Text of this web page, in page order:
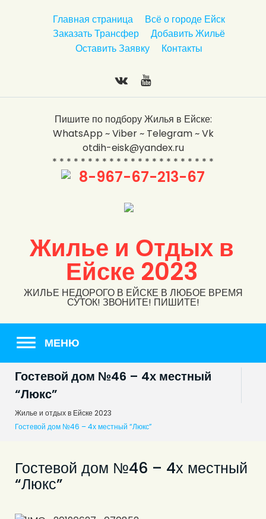
Главная страница
Всё о городе Ейск
Заказать Трансфер
Добавить Жильё
Оставить Заявку
Контакты
В
о
н
т
а
к
е
Y
u
T
u
b
e
Пишите по подбору Жилья в Ейске:
WhatsApp ~ Viber ~ Telegram ~ Vk
otdih-eisk@yandex.ru
* * * * * * * * * * * * * * * * * * * * * * *
8-967-67-213-67
Жилье и Отдых в
Ейске 2023
ЖИЛЬЕ НЕДОРОГО В ЕЙСКЕ В ЛЮБОЕ ВРЕМЯ
СУТОК! ЗВОНИТЕ! ПИШИТЕ!
МЕНЮ
Гостевой дом №46 – 4х местный
“Люкс”
Жилье и отдых в Ейске 2023
Гостевой дом №46 – 4х местный “Люкс”
Гостевой дом №46 – 4х местный
“Люкс”